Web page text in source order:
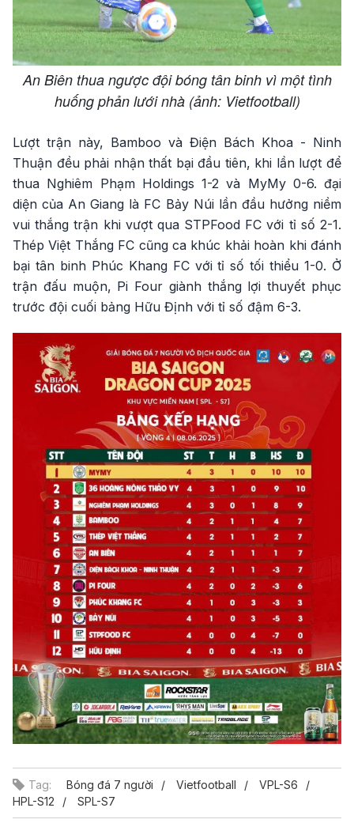
An Biên thua ngược đội bóng tân binh vì một tình
huống phản lưới nhà (ảnh: Vietfootball)
Lượt trận này, Bamboo và Điện Bách Khoa - Ninh
Thuận đều phải nhận thất bại đầu tiên, khi lần lượt để
thua Nghiêm Phạm Holdings 1-2 và MyMy 0-6. đại
diện của An Giang là FC Bảy Núi lần đầu hưởng niềm
vui thắng trận khi vượt qua STPFood FC với tỉ số 2-1.
Thép Việt Thắng FC cũng ca khúc khải hoàn khi đánh
bại tân binh Phúc Khang FC với tỉ số tối thiểu 1-0. Ở
trận đấu muộn, Pi Four giành thắng lợi thuyết phục
trước đội cuối bảng Hữu Định với tỉ số đậm 6-3.
Tag: Bóng đá 7 người Vietfootball
VPL-S6
HPL-S12
SPL-S7